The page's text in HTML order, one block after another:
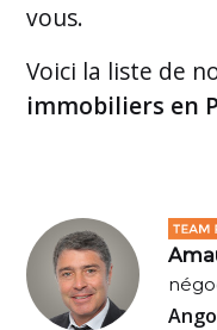
vous.
Voici la liste de
immobiliers en